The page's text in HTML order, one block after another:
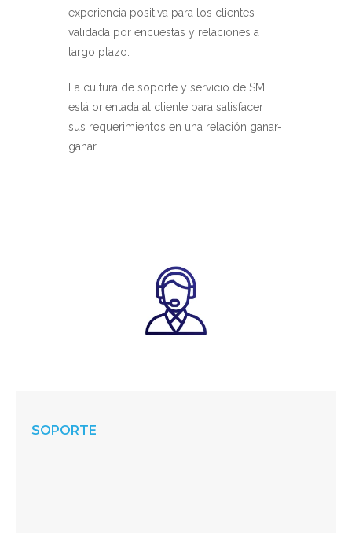
experiencia positiva para los clientes
validada por encuestas y relaciones a
largo plazo.
La cultura de soporte y servicio de SMI
está orientada al cliente para satisfacer
sus requerimientos en una relación ganar-
ganar.
SOPORTE